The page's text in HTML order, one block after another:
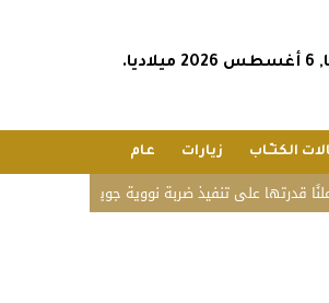
الكتـّـاب زيارات عام
«زاتكا» تدعو على تنفيذ ضربة نووية جوية